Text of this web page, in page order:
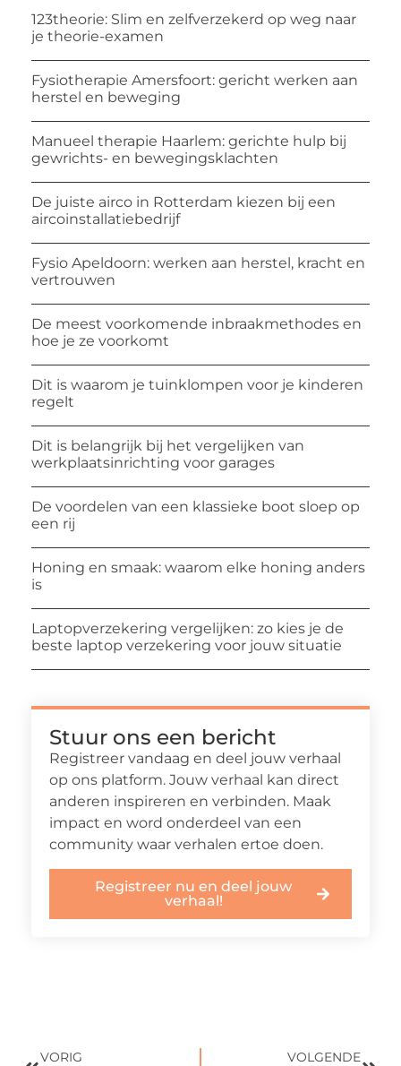
123theorie: Slim en zelfverzekerd op weg naar
je theorie-examen
Fysiotherapie Amersfoort: gericht werken aan
herstel en beweging
Manueel therapie Haarlem: gerichte hulp bij
gewrichts- en bewegingsklachten
De juiste airco in Rotterdam kiezen bij een
aircoinstallatiebedrijf
Fysio Apeldoorn: werken aan herstel, kracht en
vertrouwen
De meest voorkomende inbraakmethodes en
hoe je ze voorkomt
Dit is waarom je tuinklompen voor je kinderen
regelt
Dit is belangrijk bij het vergelijken van
werkplaatsinrichting voor garages
De voordelen van een klassieke boot sloep op
een rij
Honing en smaak: waarom elke honing anders
is
Laptopverzekering vergelijken: zo kies je de
beste laptop verzekering voor jouw situatie
Stuur ons een bericht
Registreer vandaag en deel jouw verhaal
op ons platform. Jouw verhaal kan direct
anderen inspireren en verbinden. Maak
impact en word onderdeel van een
community waar verhalen ertoe doen.
Registreer nu en deel jouw
verhaal!
VORIG VOLGENDE